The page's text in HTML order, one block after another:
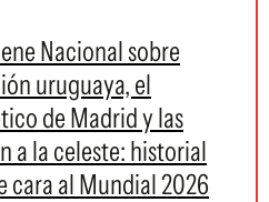
Nacional sobre
uruguaya, el
de Madrid y las
a la celeste: historial
cara al Mundial 2026